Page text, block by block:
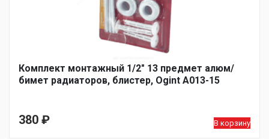
Комплект монтажный 1/2″ 13 предмет алюм/
бимет радиаторов, блистер, Ogint A013-15
380 ₽ В корзину